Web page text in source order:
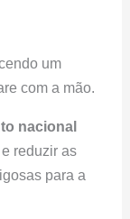
nacional
e reduzir as
para a